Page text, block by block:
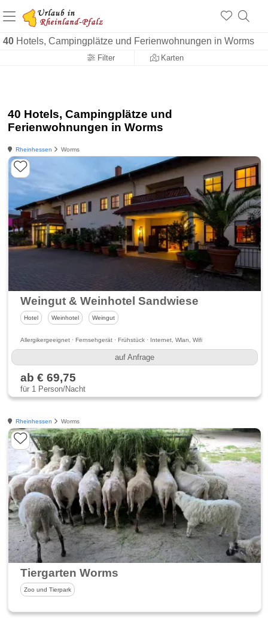
40 Hotels, Campingplätze und Ferienwohnungen in Worms
Filter Karten
+1.500 Unterkünfte in Rheinland-Pfalz
+1.000 Sehenswürdigkeiten
Über 25 Jahre online
40 Hotels, Campingplätze und
Ferienwohnungen in Worms
Rheinhessen Worms
Weingut & Weinhotel Sandwiese
Hotel Weinhotel Weingut
Allergikergeeignet · Fernsehgerät · Frühstück · Internet, Wlan, Wifi
auf Anfrage
ab € 69,75
für 1 Person/Nacht
Rheinhessen Worms
Tiergarten Worms
Zoo und Tierpark